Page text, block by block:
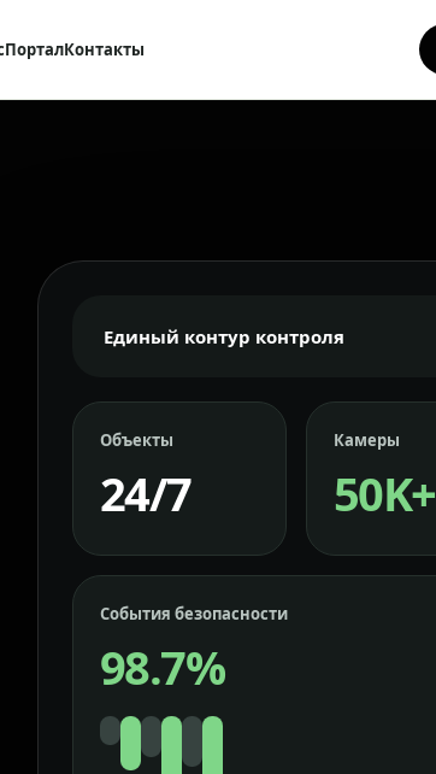
ПорталКонтакты
Единый контур контроля
Объекты
24/7
Камеры
50K+
События безопасности
98.7%